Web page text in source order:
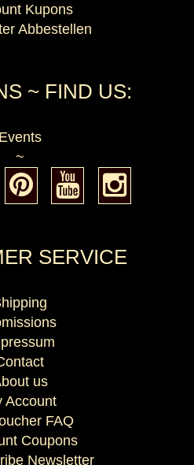
Kupons
Abbestellen
~ FIND US:
Events
~
SERVICE
us
Account
FAQ
Coupons
Newsletter